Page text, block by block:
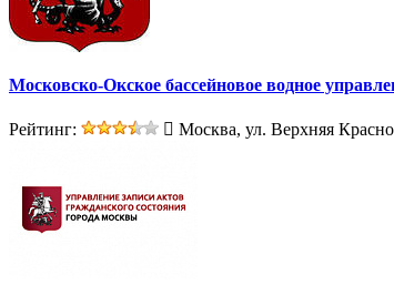
Московско-Окское бассейновое водное
Рейтинг: Москва, ул. Верхняя